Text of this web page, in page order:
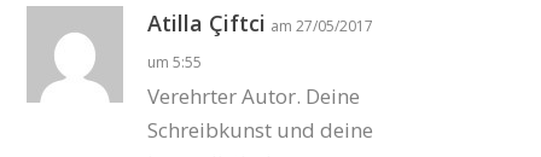
Atilla Çiftci am 27/05/2017
um 5:55
Verehrter Autor. Deine
Schreibkunst und deine